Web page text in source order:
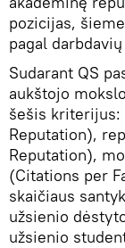
pozicijas,
pagal
Sudarant QS
aukštojo
šešis kriterijus:
Reputation),
Reputation),
(Citations per
skaičiaus
užsienio
užsienio